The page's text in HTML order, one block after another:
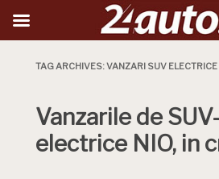
TAG ARCHIVES:VANZARI SUV ELECTRICE
Vanzarile de
electrice NIO, in